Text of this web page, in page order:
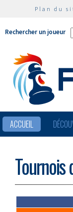
Plan du
Rechercher un joueur
ACCUEIL
Tournois